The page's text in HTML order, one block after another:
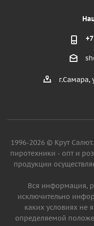
г.Самара,
1996-2026 © Крут
пиротехники - опт и
продукции
Вся информация,
исключительно
каких условиях не
определяемой